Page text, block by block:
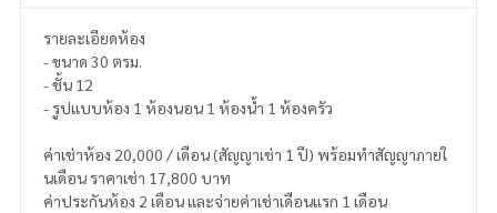
รายละเอียดห้อง
- ขนาด 30 ตรม.
- ชั้น 12
- รูปแบบห้อง 1 ห้องนอน 1 ห้องน้ำ 1 ห้องครัว
ค่าเช่าห้อง 20,000 / เดือน (สัญญาเช่า 1 ปี) พร้อมทำสัญญาภายใ
นเดือน ราคาเช่า 17,800 บาท
ค่าประกันห้อง 2 เดือน และจ่ายค่าเช่าเดือนแรก 1 เดือน